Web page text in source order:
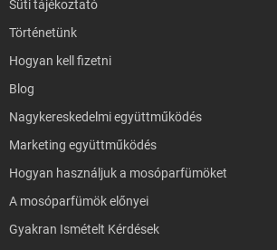
Süti tájékoztató
Történetünk
Hogyan kell fizetni
Blog
Nagykereskedelmi együttműködés
Marketing együttműködés
Hogyan használjuk a mosóparfümöket
A mosóparfümök előnyei
Gyakran Ismételt Kérdések